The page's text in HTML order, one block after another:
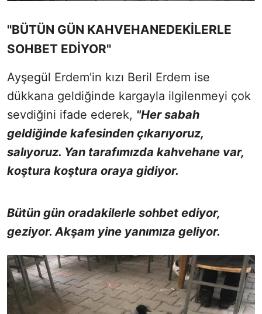
''BÜTÜN GÜN KAHVEHANEDEKİLERLE
SOHBET EDİYOR''
Ayşegül Erdem'in kızı Beril Erdem ise
dükkana geldiğinde kargayla ilgilenmeyi çok
sevdiğini ifade ederek, "Her sabah
geldiğinde kafesinden çıkarıyoruz,
salıyoruz. Yan tarafımızda kahvehane var,
koştura koştura oraya gidiyor.
Bütün gün oradakilerle sohbet ediyor,
geziyor. Akşam yine yanımıza geliyor.